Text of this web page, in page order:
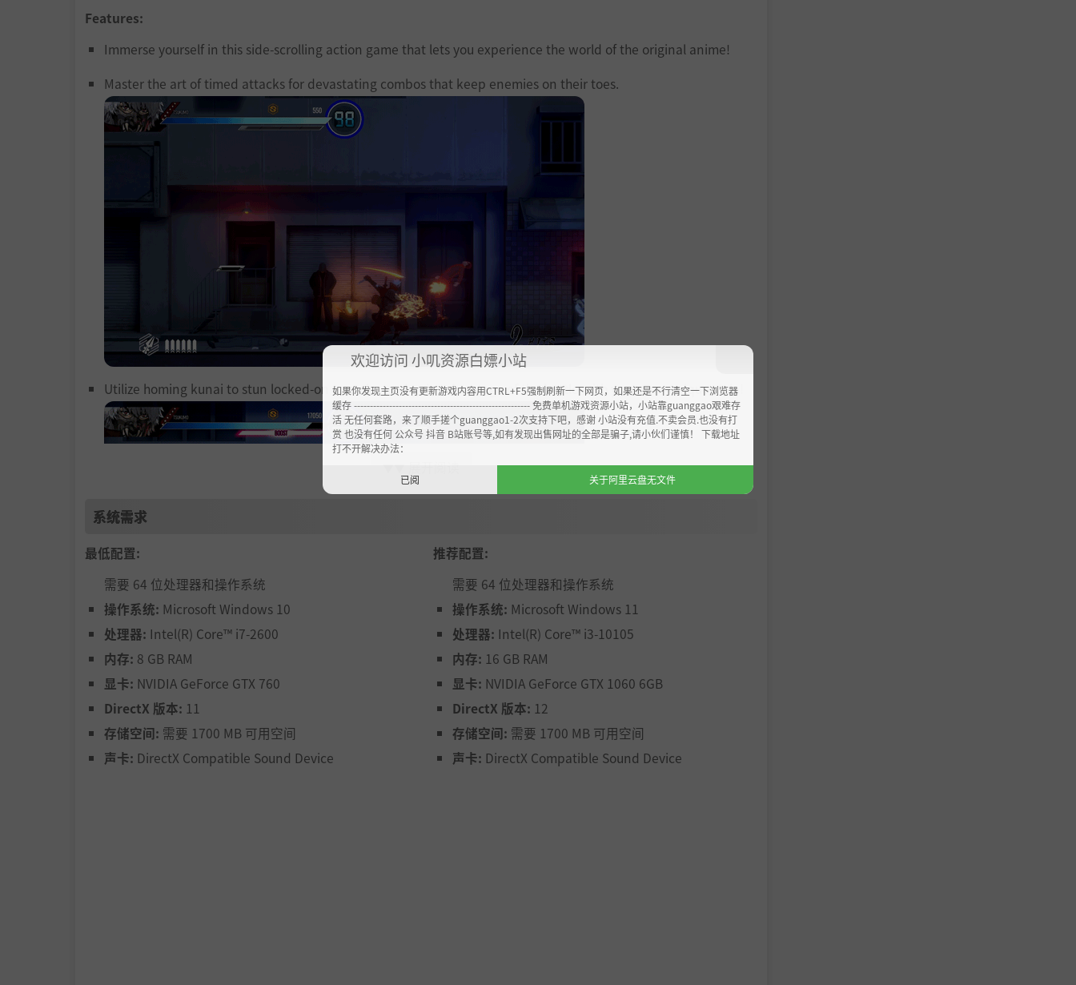
Features:
Immerse yourself in this side-scrolling action game that lets you experience the world of the original anime!
Master the art of timed attacks for devastating combos that keep enemies on their toes.
Utilize homing kunai to stun locked-on enemies and gain advantage of the battle with your own unique style!
Explore 3D mode by attacking enemies and collecting various items from a first-person perspective.
系统需求
最低配置:
需要 64 位处理器和操作系统
操作系统: Microsoft Windows 10
处理器: Intel(R) Core™ i7-2600
内存: 8 GB RAM
显卡: NVIDIA GeForce GTX 760
DirectX 版本: 11
存储空间: 需要 1700 MB 可用空间
声卡: DirectX Compatible Sound Device
推荐配置:
需要 64 位处理器和操作系统
操作系统: Microsoft Windows 11
处理器: Intel(R) Core™ i3-10105
内存: 16 GB RAM
显卡: NVIDIA GeForce GTX 1060 6GB
DirectX 版本: 12
存储空间: 需要 1700 MB 可用空间
声卡: DirectX Compatible Sound Device
欢迎访问 小叽资源白嫖小站
如果你发现主页没有更新游戏内容用CTRL+F5强制刷新一下网页，如果还是不行清空一下浏览器
缓存 ------------------------------------------------------- 免费单机游戏资源小站，小站靠guanggao艰难存
活 无任何套路，来了顺手搓个guanggao1-2次支持下吧，感谢 小站没有充值.不卖会员.也没有打
赏 也没有任何 公众号 抖音 B站账号等,如有发现出售网址的全部是骗子,请小伙们谨慎！ 下载地址
打不开解决办法：
已阅 关于阿里云盘无文件